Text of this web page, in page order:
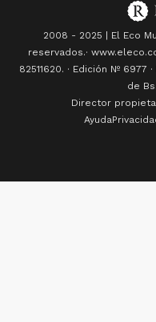
2008 - 2025 | El Eco
reservados.·
82511620. · Edición Nº6977 ·
de
Director
Ayuda